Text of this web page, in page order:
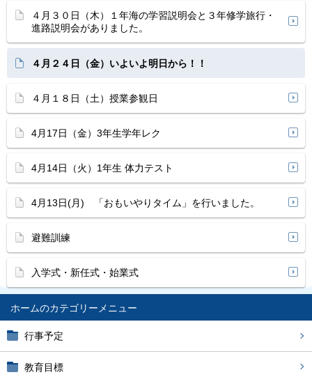
ホーム
行事予定
教育目標
４月３０日（木）１年海の学習説明会と３年修学旅行・
進路説明会がありました。
４月２４日（金）いよいよ明日から！！
４月１８日（土）授業参観日
4月17日（金）3年生学年レク
4月14日（火）1年生 体力テスト
4月13日(月) 「おもいやりタイム」を行いました。
避難訓練
入学式・新任式・始業式